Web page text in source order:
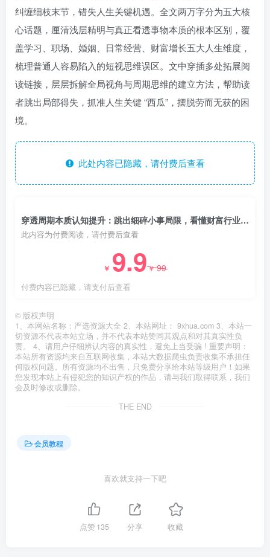
纠缠细枝末节，错失人生关键机遇。全文两万字分为五大核
心话题，厘清浅层精明与真正看透事物本质的根本区别，覆
盖学习、职场、婚姻、日常经营、财富增长五大人生维度，
梳理普通人容易陷入的短视思维误区。文中穿插多处拓展阅
读链接，层层拆解全局视角与周期思维的建立方法，帮助读
者跳出局部得失，抓准人生关键 “西瓜”，摆脱劳而无获的困
境。
此处内容已隐藏，请付费后查看
穿透周期本质认知提升：跳出细碎小事局限，看懂财富行业时代周期掌握人生核心选择
此内容为付费阅读，请付费后查看
￥ 9.9￥99
付费内容已隐藏，请支付后查看
© 版权声明
1、本网站名称：严选资源大全 2、本站网址： 9xhua.com 3、本站一
切资源不代表本站立场，并不代表本站赞同其观点和对其真实性负
责。 4、请用户仔细辨认内容的真实性，避免上当受骗 ! 重要声明：
本站所有资源均来自互联网收集，本站大数据爬虫负责收集不承担任
何版权问题。所有资源均不出售，只免费分享给本站等级用户！如果
您发现本站上有侵犯您的知识产权的作品，请与我们取得联系，我们
会及时修改或删除。
THE END
会员教程
喜欢就支持一下吧
点赞135 分享 收藏